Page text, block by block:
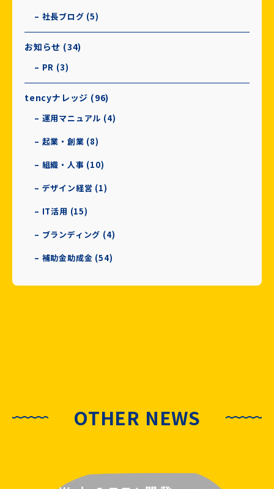
– 社長ブログ (5)
お知らせ (34)
– PR (3)
tencyナレッジ (96)
– 運用マニュアル (4)
– 起業・創業 (8)
– 組織・人事 (10)
– デザイン経営 (1)
– IT活用 (15)
– ブランディング (4)
– 補助金助成金 (54)
OTHER NEWS